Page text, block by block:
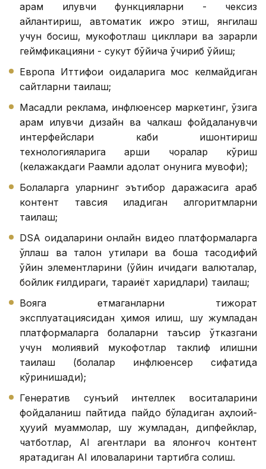
қарам қилувчи функцияларни - чексиз
айлантириш, автоматик ижро этиш, янгилаш
учун босиш, мукофотлаш цикллари ва зарарли
геймфикацияни - сукут бўйича ўчириб қўйиш;
Европа Иттифоқи қоидаларига мос келмайдиган
сайтларни тақиқлаш;
Мақсадли реклама, инфлюенcер маркетинг, ўзига
қарам қилувчи дизайн ва чалкаш фойдаланувчи
интерфейслари каби ишонтириш
технологияларига қарши чоралар кўриш
(келажакдаги Рақамли адолат қонунига мувофиқ);
Болаларга уларнинг эътибор даражасига қараб
контент тавсия қиладиган алгоритмларни
тақиқлаш;
DSA қоидаларини онлайн видео платформаларга
қўллаш ва талон қутилари ва бошқа тасодифий
ўйин элементларини (ўйин ичидаги валюталар,
бойлик ғилдираги, тараққиёт харидлари) тақиқлаш;
Вояга етмаганларни тижорат
эксплуатациясидан ҳимоя қилиш, шу жумладан
платформаларга болаларни таъсир ўтказгани
учун молиявий мукофотлар таклиф қилишни
тақиқлаш (болалар инфлюенcер сифатида
кўринишади);
Генератив сунъий интеллек воситаларини
фойдаланиш пайтида пайдо бўладиган аҳлоқий-
ҳуқуқий муаммолар, шу жумладан, дипфейклар,
чатботлар, АI агентлари ва ялонғоч контент
яратадиган АI иловаларини тартибга солиш.